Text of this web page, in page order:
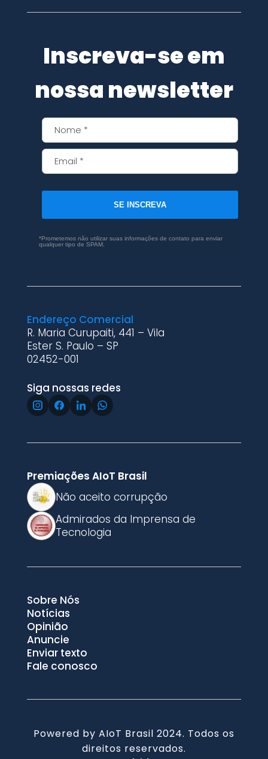
Inscreva-se em
nossa newsletter
SE INSCREVA
*Prometemos não utilizar suas informações de contato para enviar
qualquer tipo de SPAM.
Endereço Comercial
R. Maria Curupaiti, 441 – Vila
Ester S. Paulo – SP
02452-001
Siga nossas redes
Premiações AIoT Brasil
Não aceito corrupção
Admirados da Imprensa de
Tecnologia
Sobre Nós
Notícias
Opinião
Anuncie
Enviar texto
Fale conosco
Powered by AIoT Brasil 2024. Todos os
direitos reservados.